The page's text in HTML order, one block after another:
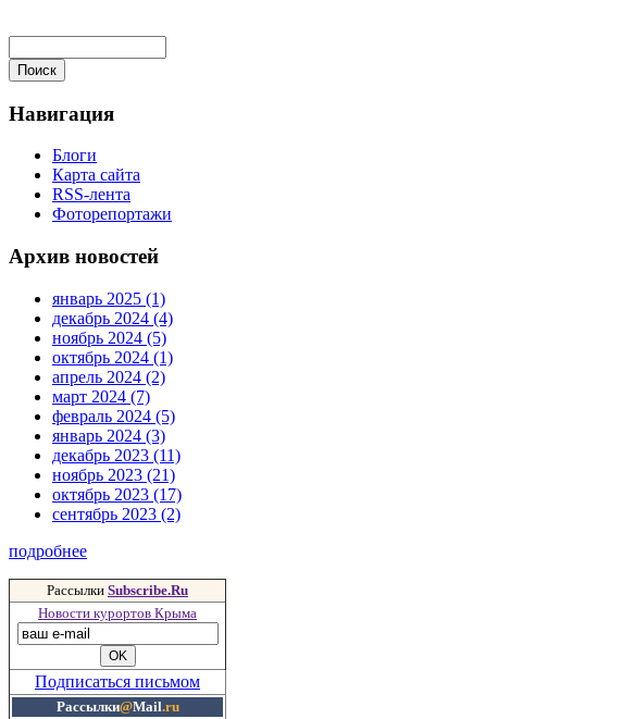
Навигация
Блоги
Карта сайта
RSS-лента
Фоторепортажи
Архив новостей
январь 2025 (1)
декабрь 2024 (4)
ноябрь 2024 (5)
октябрь 2024 (1)
апрель 2024 (2)
март 2024 (7)
февраль 2024 (5)
январь 2024 (3)
декабрь 2023 (11)
ноябрь 2023 (21)
октябрь 2023 (17)
сентябрь 2023 (2)
подробнее
Рассылки Subscribe.Ru
Новости курортов Крыма
Подписаться письмом
Рассылки@Mail.ru